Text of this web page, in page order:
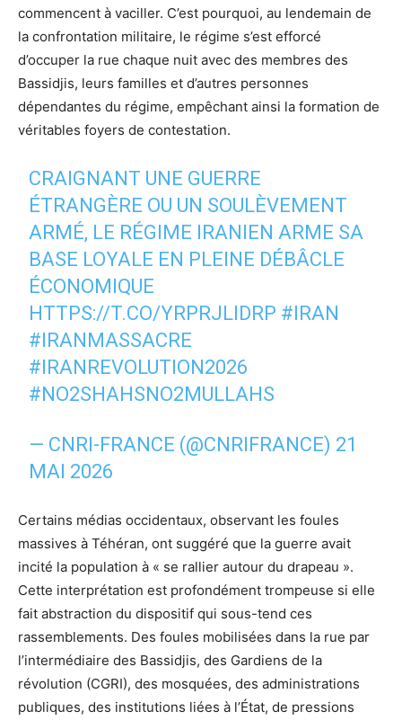
commencent à vaciller. C’est pourquoi, au lendemain de
la confrontation militaire, le régime s’est efforcé
d’occuper la rue chaque nuit avec des membres des
Bassidjis, leurs familles et d’autres personnes
dépendantes du régime, empêchant ainsi la formation de
véritables foyers de contestation.
CRAIGNANT UNE GUERRE
ÉTRANGÈRE OU UN SOULÈVEMENT
ARMÉ, LE RÉGIME IRANIEN ARME SA
BASE LOYALE EN PLEINE DÉBÂCLE
ÉCONOMIQUE
HTTPS://T.CO/YRPRJLIDRP #IRAN
#IRANMASSACRE‌
#IRANREVOLUTION2026‌
#NO2SHAHSNO2MULLAHS
— CNRI-FRANCE (@CNRIFRANCE) 21
MAI 2026
Certains médias occidentaux, observant les foules
massives à Téhéran, ont suggéré que la guerre avait
incité la population à « se rallier autour du drapeau ».
Cette interprétation est profondément trompeuse si elle
fait abstraction du dispositif qui sous-tend ces
rassemblements. Des foules mobilisées dans la rue par
l’intermédiaire des Bassidjis, des Gardiens de la
révolution (CGRI), des mosquées, des administrations
publiques, des institutions liées à l’État, de pressions